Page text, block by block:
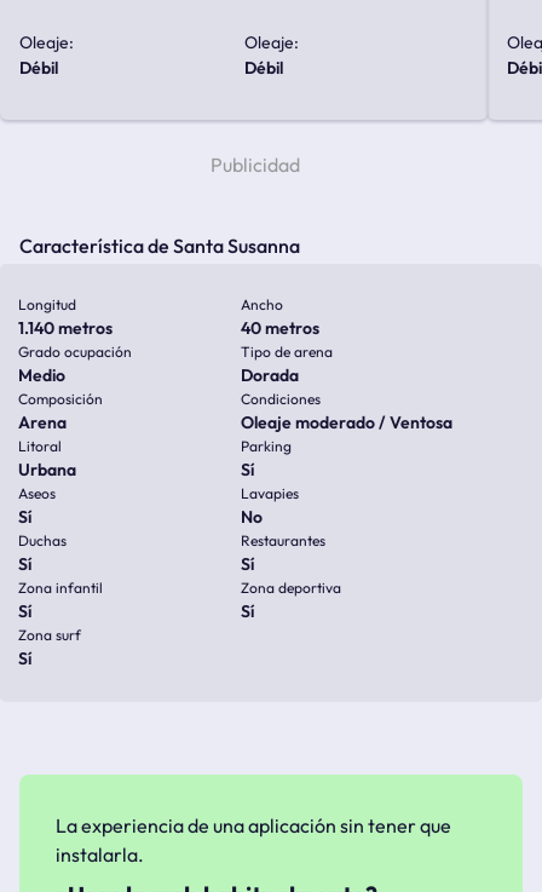
Oleaje:
débil
Oleaje:
débil
Característica de Santa Susanna
Longitud
1.140 metros
Ancho
40 metros
Grado ocupación
Medio
Tipo de arena
Dorada
Composición
Arena
Condiciones
Oleaje moderado / Ventosa
Litoral
Urbana
Parking
Sí
Aseos
Sí
Lavapies
No
Duchas
Sí
Restaurantes
Sí
Zona infantil
Sí
Zona deportiva
Sí
Zona surf
Sí
La experiencia de una aplicación sin tener que
instalarla.